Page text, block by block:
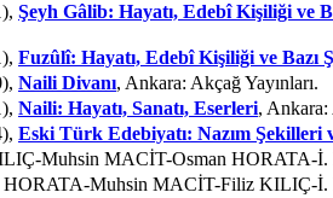
Şeyh Gâlib: Hayatı, Edebî Kişiliği ve
Fuzûlî: Hayatı, Edebî Kişiliği ve Bazı
Naili Divanı, Ankara: Akçağ Yayınları.
Naili: Hayatı, Sanatı, Eserleri, Ankara:
Eski Türk Edebiyatı: Nazım Şekilleri
Muhsin MACİT-Osman HORATA-İ.
HORATA-Muhsin MACİT-Filiz KILIÇ-İ.